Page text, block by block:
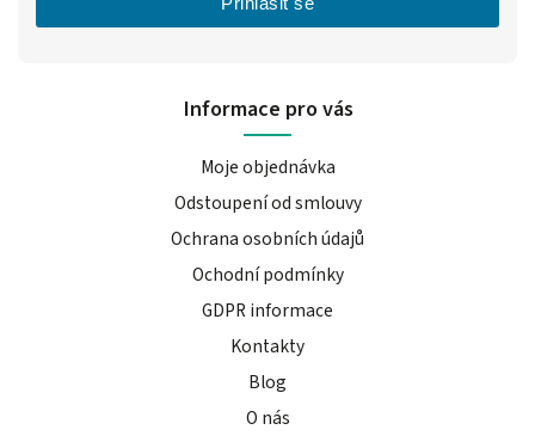
Informace pro vás
Moje objednávka
Odstoupení od smlouvy
Ochrana osobních údajů
Ochodní podmínky
GDPR informace
Kontakty
Blog
O nás